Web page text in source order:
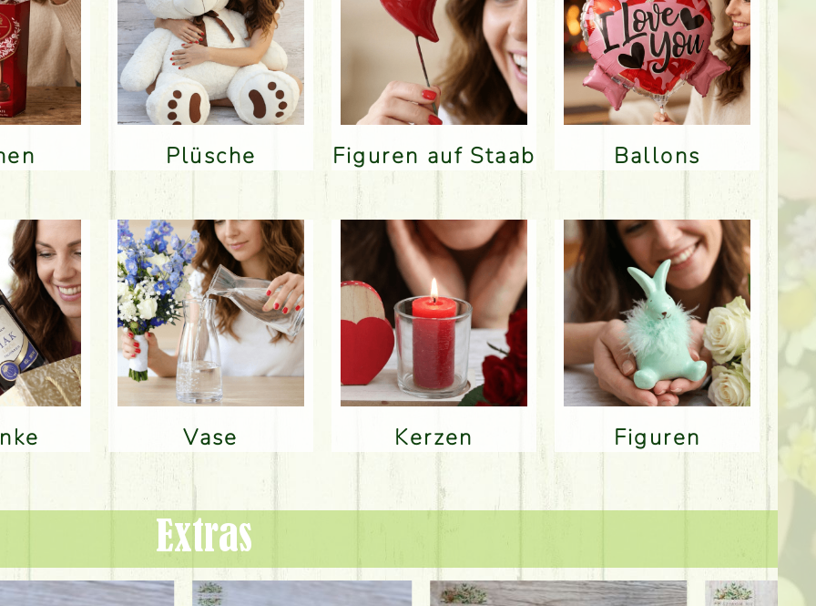
Plüsche Figuren auf Staab Ballons
Vase Kerzen Figuren
Extras